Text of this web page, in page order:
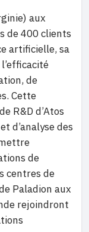
aux
de 400 clients
artificielle, sa
de
Cette
R&D d’Atos
d’analyse des
de
centres de
Paladion aux
rejoindront